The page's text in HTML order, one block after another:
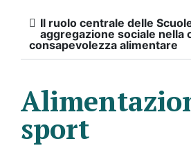
Il ruolo centrale delle
aggregazione sociale nella
consapevolezza alimentare
sport